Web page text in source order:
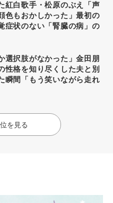
紅白歌手・松原のぶえ「声
色もおかしかった」最初の
症状のない「腎臓の病」の
選択肢がなかった」金田朋
性格を知り尽くした夫と別
瞬間「もう笑いながら走れ
を見る